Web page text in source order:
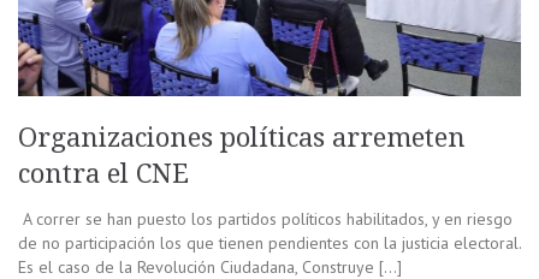
Organizaciones políticas arremeten
contra el CNE
A correr se han puesto los partidos políticos habilitados, y en riesgo
de no participación los que tienen pendientes con la justicia electoral.
Es el caso de la Revolución Ciudadana, Construye […]